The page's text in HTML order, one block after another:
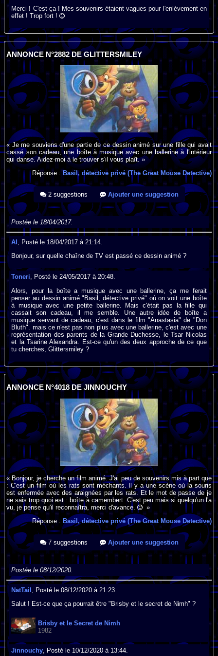
Merci ! C'est ça ! Mes souvenirs étaient vagues pour l'enlèvement en
effet ! Trop fort !
ANNONCE N°2882 DE GLITTERSMILEY
« Je me souviens d'une partie de ce dessin animé sur une fille qui avait
cassé son cadeau, une boîte à musique avec une ballerine à l'intérieur
qui danse. Aidez-moi à le trouver s'il vous plaît. »
Réponse :Basil, détective privé (The Great Mouse Detective)
2 suggestions Ajouter une suggestion
Postée le 18/04/2017.
Al
, Posté le 18/04/2017 à 21:14.
Bonjour, sur quelle chaîne de TV est passé ce dessin animé ?
Toneri, Posté le 24/05/2017 à 20:48.
Alors, pour la boîte a musique avec une ballerine, ça me ferait
penser au dessin animé "Basil, détective privé" où on voit une boîte
à musique avec une petite ballerine. Mais c'était pas la fille qui
cassait son cadeau, il me semble. Une autre idée de boîte a
musique servant de cadeau, c'est dans le film "Anastasia" de "Don
Bluth". mais ce n'est pas non plus avec une ballerine, c'est avec une
représentation des parents de la Grande Duchesse, le Tsar Nicolas
et la Tsarine Alexandra. Est-ce qu'un des deux approche de ce que
tu cherches, Glittersmiley ?
ANNONCE N°4018 DE JINNOUCHY
« Bonjour, je cherche un film animé. J'ai peu de souvenirs mis à part que
: C'est un film où les rats sont méchants. Il y a une scène où la souris
est enfermée avec des araignées par les rats. Et le mot de passe de je
ne sais trop quoi est : boîte à camembert. C'est peu mais si quelqu'un l'a
vu, je pense qu'il reconnaîtra, merci d'avance.
»
Réponse : Basil, détective privé (The Great Mouse Detective)
7 suggestions Ajouter une suggestion
Postée le 08/12/2020.
NatTail , Posté le 08/12/2020 à 21:23.
Salut ! Est-ce que ça pourrait être "Brisby et le secret de Nimh" ?
Brisby et le Secret de Nimh
1982
Jinnouchy, Posté le 10/12/2020 à 13:44.